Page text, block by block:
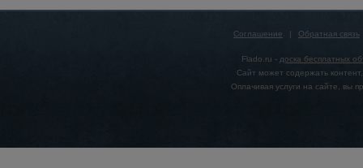
Соглашение | Обратная связь
Flado.ru - доска бесплатных
Сайт может содержать
Оплачивая услуги на сайте, вы